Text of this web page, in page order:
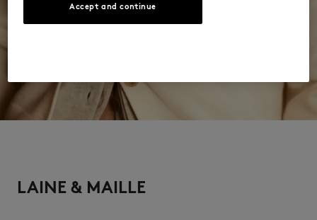
LAINE & MAILLE
Accept and continue